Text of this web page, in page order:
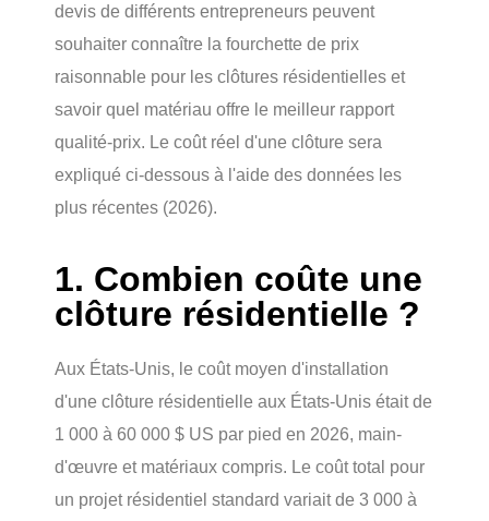
devis de différents entrepreneurs peuvent
souhaiter connaître la fourchette de prix
raisonnable pour les clôtures résidentielles et
savoir quel matériau offre le meilleur rapport
qualité-prix. Le coût réel d'une clôture sera
expliqué ci-dessous à l'aide des données les
plus récentes (2026).
1. Combien coûte une
clôture résidentielle ?
Aux États-Unis, le coût moyen d'installation
d'une clôture résidentielle aux États-Unis était de
1 000 à 60 000 $ US par pied en 2026, main-
d'œuvre et matériaux compris. Le coût total pour
un projet résidentiel standard variait de 3 000 à